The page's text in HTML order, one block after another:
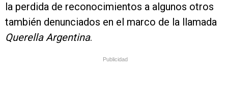
la perdida de reconocimientos a algunos otros
también denunciados en el marco de la llamada
Querella Argentina.
Publicidad